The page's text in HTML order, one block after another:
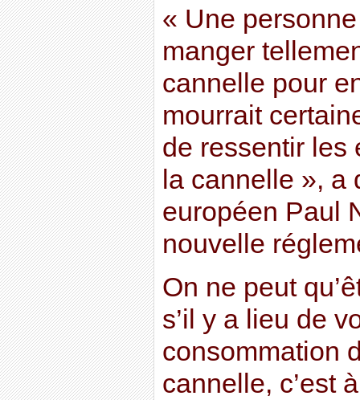
« Une
manger
cannelle pour
mourrait
de ressentir les
la cannelle », a
européen Paul
nouvelle
On ne peut
s’il y a lieu de
consommation
cannelle, c’est